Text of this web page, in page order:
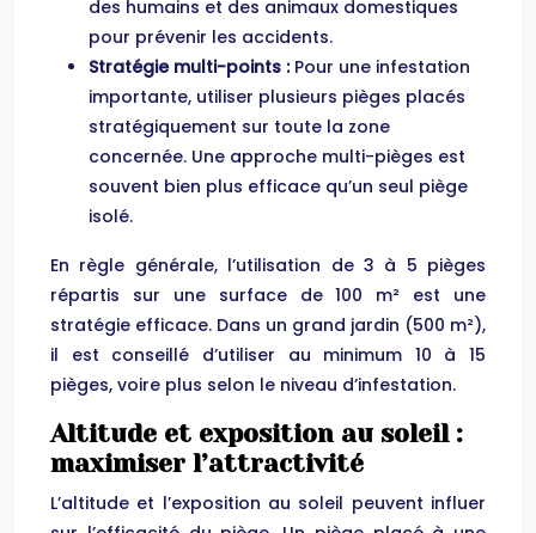
des humains et des animaux domestiques
pour prévenir les accidents.
Stratégie multi-points : Pour une infestation
importante, utiliser plusieurs pièges placés
stratégiquement sur toute la zone
concernée. Une approche multi-pièges est
souvent bien plus efficace qu’un seul piège
isolé.
En règle générale, l’utilisation de 3 à 5 pièges
répartis sur une surface de 100 m² est une
stratégie efficace. Dans un grand jardin (500 m²),
il est conseillé d’utiliser au minimum 10 à 15
pièges, voire plus selon le niveau d’infestation.
Altitude et exposition au soleil :
maximiser l’attractivité
L’altitude et l’exposition au soleil peuvent influer